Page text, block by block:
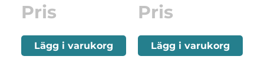
Pris
Lägg i varukorg
Pris
Lägg i varukorg